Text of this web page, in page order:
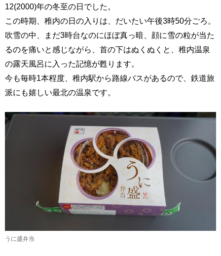
12(2000)年の冬至の日でした。
この時期、稚内の日の入りは、だいたい午後3時50分ごろ。
吹雪の中、まだ3時台なのにほぼ真っ暗、顔に雪の粒が当た
るのを痛いと感じながら、首の下はぬくぬくと、稚内温泉
の露天風呂に入った記憶が甦ります。
今も毎時1本程度、稚内駅から路線バスがあるので、鉄道旅
派にも嬉しい最北の温泉です。
うに盛弁当